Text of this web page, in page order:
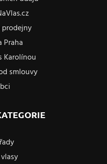
Praha
Karolínou
smlouvy